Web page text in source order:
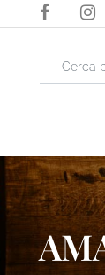
La modifica